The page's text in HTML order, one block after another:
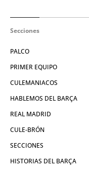
Secciones
PALCO
PRIMER EQUIPO
CULEMANIACOS
HABLEMOS DEL BARÇA
REAL MADRID
CULE-BRÓN
SECCIONES
HISTORIAS DEL BARÇA